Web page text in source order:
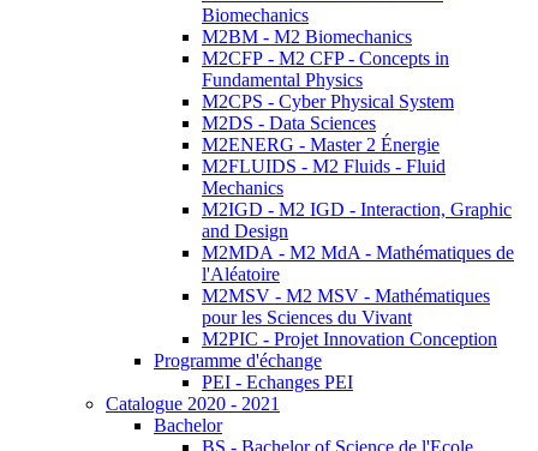
Biomechanics
M2BM - M2 Biomechanics
M2CFP - M2 CFP - Concepts in
Fundamental Physics
M2CPS - Cyber Physical System
M2DS - Data Sciences
M2ENERG - Master 2 Énergie
M2FLUIDS - M2 Fluids - Fluid
Mechanics
M2IGD - M2 IGD - Interaction, Graphic
and Design
M2MDA - M2 MdA - Mathématiques de
l'Aléatoire
M2MSV - M2 MSV - Mathématiques
pour les Sciences du Vivant
M2PIC - Projet Innovation Conception
Programme d'échange
PEI - Echanges PEI
Catalogue 2020 - 2021
Bachelor
BS - Bachelor of Science de l'Ecole